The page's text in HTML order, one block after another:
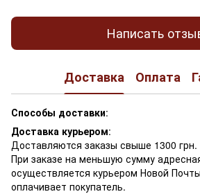
Написать
Доставка Оплата
Способы доставки:
Доставка курьером:
Доставляются заказы свыше 1300 грн.
При заказе на меньшую сумму
осуществляется курьером Новой
оплачивает покупатель.